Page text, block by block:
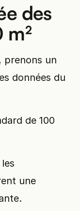
des
m²
prenons un
données du
de 100
une